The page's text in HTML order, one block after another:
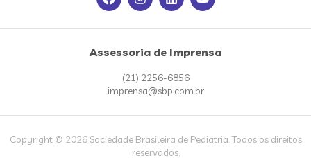
Assessoria de Imprensa
(21) 2256-6856
imprensa@sbp.com.br
Copyright © 2026 Sociedade Brasileira de Pediatria. Todos os direitos
reservados.